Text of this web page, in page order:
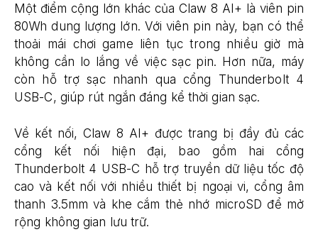
Một điểm cộng lớn khác của Claw 8 AI+ là viên pin
80Wh dung lượng lớn. Với viên pin này, bạn có thể
thoải mái chơi game liên tục trong nhiều giờ mà
không cần lo lắng về việc sạc pin. Hơn nữa, máy
còn hỗ trợ sạc nhanh qua cổng Thunderbolt 4
USB-C, giúp rút ngắn đáng kể thời gian sạc.
Về kết nối, Claw 8 AI+ được trang bị đầy đủ các
cổng kết nối hiện đại, bao gồm hai cổng
Thunderbolt 4 USB-C hỗ trợ truyền dữ liệu tốc độ
cao và kết nối với nhiều thiết bị ngoại vi, cổng âm
thanh 3.5mm và khe cắm thẻ nhớ microSD để mở
rộng không gian lưu trữ.